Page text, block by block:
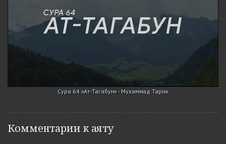
Сура 64 «Ат-Тагабун» - Мухаммад Тарик
Комментарии к аяту